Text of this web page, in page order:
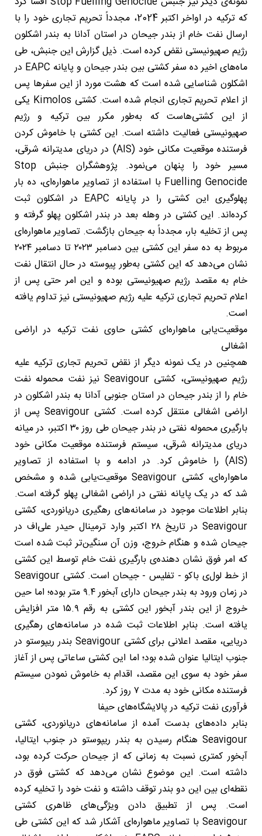
که ترکیه در اواخر اکتبر 2024، مجدداً تحریم تجاری خود را با
ارسال نفت خام از بندر جیحان در استان آدانا به بندر اشکلون
رژیم صهیونیستی نقض کرده است. ذیل گزارش این جنبش، طی
ماه‌های اخیر ده سفر کشتی بین بندر جیحان و پایانه EAPC در
اشکلون شناسایی شده است که هشت مورد از این سفرها پس
از اعلام تحریم تجاری انجام شده است. کشتی Kimolos یکی
از این کشتی‌هاست که به‌طور مکرر بین ترکیه و رژیم
صهیونیستی فعالیت داشته است. این کشتی با خاموش کردن
فرستنده موقعیت مکانی خود (AIS) در دریای مدیترانه شرقی،
مسیر خود را پنهان می‌نمود. پژوهشگران جنبش Stop
Fuelling Genocide با استفاده از تصاویر ماهواره‌ای، ده بار
پهلوگیری این کشتی را در پایانه EAPC در اشکلون ثبت
کرده‌اند. این کشتی در وهله بعد در بندر اشکلون پهلو گرفته و
پس از تخلیه بار، مجدداً به جیحان بازگشت. تصاویر ماهواره‌ای
مربوط به ده سفر این کشتی بین دسامبر ۲۰۲۳ تا دسامبر ۲۰۲۴
نشان می‌دهد که این کشتی به‌طور پیوسته در حال انتقال نفت
خام به مقصد رژیم صهیونیستی بوده و این امر حتی پس از
اعلام تحریم تجاری ترکیه علیه رژیم صهیونیستی نیز تداوم یافته
است.
موقعیت‌یابی ماهواره‌ای کشتی حاوی نفت ترکیه در اراضی
اشغالی
همچنین در یک نمونه دیگر از نقض تحریم تجاری ترکیه علیه
رژیم صهیونیستی، کشتی Seavigour نیز نفت محموله نفت
خام را از بندر جیحان در استان جنوبی آدانا به بندر اشکلون در
اراضی اشغالی منتقل کرده است. کشتی Seavigour پس از
بارگیری محموله نفتی در بندر جیحان طی روز ۳۰ اکتبر، در میانه
دریای مدیترانه شرقی، سیستم فرستنده موقعیت مکانی خود
(AIS) را خاموش کرد. در ادامه و با استفاده از تصاویر
ماهواره‌ای، کشتی Seavigour موقعیت‌یابی شده و مشخص
شد که در یک پایانه نفتی در اراضی اشغالی پهلو گرفته است.
بنابر اطلاعات موجود در سامانه‌های رهگیری دریانوردی، کشتی
Seavigour در تاریخ ۲۸ اکتبر وارد ترمینال حیدر علی‌اف در
جیحان شده و هنگام خروج، وزن آن سنگین‌تر ثبت شده است
که امر فوق نشان دهنده‌ی بارگیری نفت خام توسط این کشتی
از خط لول‌ی باکو - تفلیس - جیحان است. کشتی Seavigour
در زمان ورود به بندر جیحان دارای آبخور ۹.۴ متر بوده؛ اما حین
خروج از این بندر آبخور این کشتی به رقم ۱۵.۹ متر افزایش
یافته است. بنابر اطلاعات ثبت شده در سامانه‌های رهگیری
دریایی، مقصد اعلانی برای کشتی Seavigour بندر ریپوستو در
جنوب ایتالیا عنوان شده بود؛ اما این کشتی ساعاتی پس از آغاز
سفر خود به سوی این مقصد، اقدام به خاموش نمودن سیستم
فرستنده مکانی خود به مدت ۷ روز کرد.
فرآوری نفت ترکیه در پالایشگاه‌های حیفا
بنابر داده‌های بدست آمده از سامانه‌های دریانوردی، کشتی
Seavigour هنگام رسیدن به بندر ریپوستو در جنوب ایتالیا،
آبخور کمتری نسبت به زمانی که از جیحان حرکت کرده بود،
داشته است. این موضوع نشان می‌دهد که کشتی فوق در
نقطه‌ای بین این دو بندر توقف داشته و نفت خود را تخلیه کرده
است. پس از تطبیق دادن ویژگی‌های ظاهری کشتی
Seavigour با تصاویر ماهواره‌ای آشکار شد که این کشتی طی